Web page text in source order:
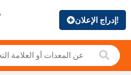
إدراج الإعلان!